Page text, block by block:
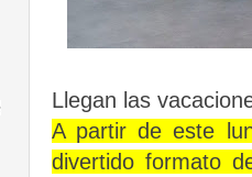
Llegan las
A partir de este
divertido formato